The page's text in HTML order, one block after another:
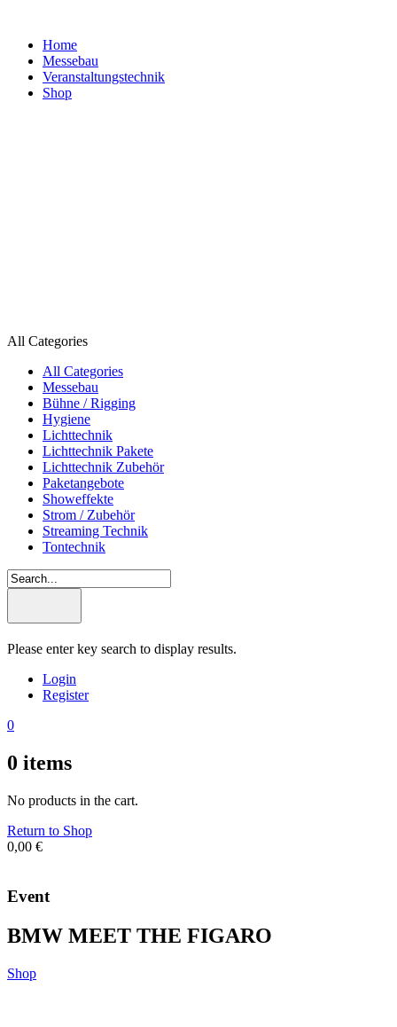
Home
Messebau
Veranstaltungs­technik
Shop
All Categories
All Categories
Messebau
Bühne / Rigging
Hygiene
Lichttechnik
Lichttechnik Pakete
Lichttechnik Zubehör
Paketangebote
Showeffekte
Strom / Zubehör
Streaming Technik
Tontechnik
Please enter key search to display results.
Login
Register
0
0 items
No products in the cart.
Return to Shop
0,00 €
Event
BMW MEET THE FIGARO
Shop